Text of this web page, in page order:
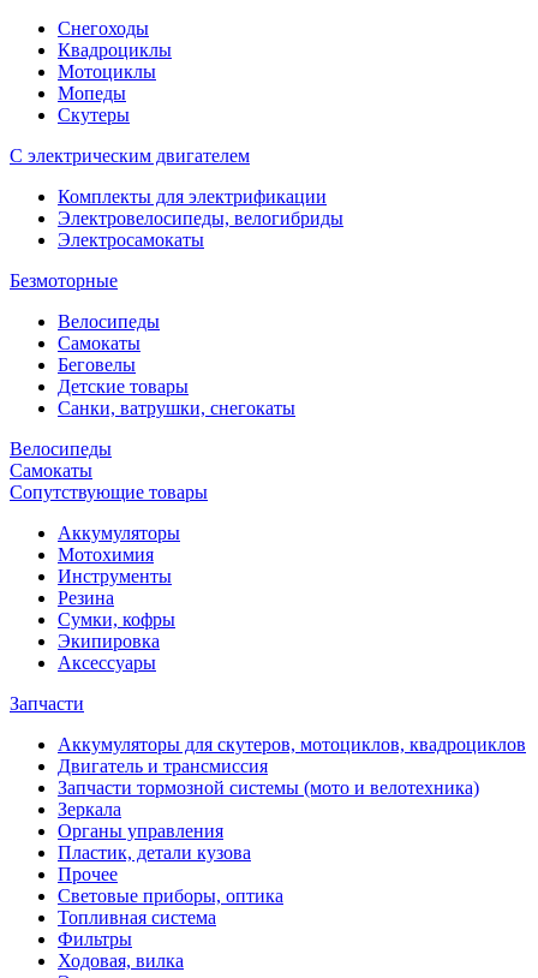
Снегоходы
Квадроциклы
Мотоциклы
Мопеды
Скутеры
С электрическим двигателем
Комплекты для электрификации
Электровелосипеды, велогибриды
Электросамокаты
Безмоторные
Велосипеды
Самокаты
Беговелы
Детские товары
Санки, ватрушки, снегокаты
Велосипеды
Самокаты
Сопутствующие товары
Аккумуляторы
Мотохимия
Инструменты
Резина
Сумки, кофры
Экипировка
Аксессуары
Запчасти
Аккумуляторы для скутеров, мотоциклов, квадроциклов
Двигатель и трансмиссия
Запчасти тормозной системы (мото и велотехника)
Зеркала
Органы управления
Пластик, детали кузова
Прочее
Световые приборы, оптика
Топливная система
Фильтры
Ходовая, вилка